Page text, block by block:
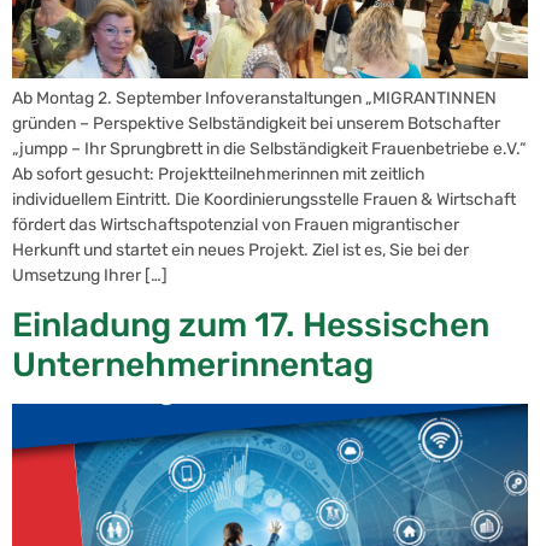
Ab Montag 2. September Infoveranstaltungen „MIGRANTINNEN
gründen – Perspektive Selbständigkeit bei unserem Botschafter
„jumpp – Ihr Sprungbrett in die Selbständigkeit Frauenbetriebe e.V.“
Ab sofort gesucht: Projektteilnehmerinnen mit zeitlich
individuellem Eintritt. Die Koordinierungsstelle Frauen & Wirtschaft
fördert das Wirtschaftspotenzial von Frauen migrantischer
Herkunft und startet ein neues Projekt. Ziel ist es, Sie bei der
Umsetzung Ihrer […]
Einladung zum 17. Hessischen
Unternehmerinnentag